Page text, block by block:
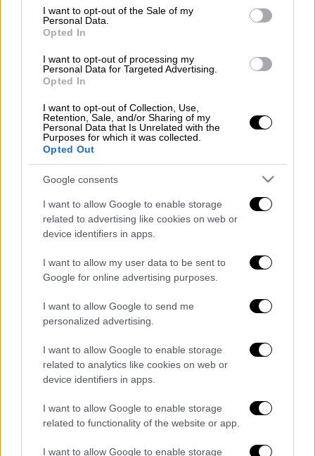
consent section.
I want to opt-out of the Sale of my
Personal Data.
Opted In
I want to opt-out of processing my
Personal Data for Targeted Advertising.
Opted In
I want to opt-out of Collection, Use,
Retention, Sale, and/or Sharing of my
Personal Data that Is Unrelated with the
Purposes for which it was collected.
Opted Out
Google consents
I want to allow Google to enable storage
related to advertising like cookies on web or
device identifiers in apps.
I want to allow my user data to be sent to
Google for online advertising purposes.
I want to allow Google to send me
personalized advertising.
I want to allow Google to enable storage
related to analytics like cookies on web or
device identifiers in apps.
I want to allow Google to enable storage
related to functionality of the website or app.
I want to allow Google to enable storage
της μαφίας που δραστηριοποιούνταν στον
τομέα παραγωγής του χάλυβα. Σύμφωνα με
τον ιταλικό τύπο, ένας από τους υπεύθυνους
της εταιρείας κατάφερε να λάβει, επί τρεις
φορές, οικονομική στήριξη του ιταλικού
δημοσίου, η οποία θεσπίστηκε την βοήθεια
των επιχειρήσεων που αντιμετωπίζουν
δυσκολίες, λόγω της κρίσης του κορονοϊού.
Όπως αναφέρει το ΑΠΕ - ΜΠΕ, την έρευνα
αστυνομία του Μιλάνου. Όπως προέκυψε, οι
μαφιόζικες φατρίες Γκρέκο και Γκράντε
προχωρούσαν σε συνεχές ξέπλυμα βρώμικου
χρήματος. Ο τζίρος τους είχε ξεπεράσει τα
πεντακόσια εκατομμύρια ευρώ τα οποία, σε
μεγάλο ποσοστό, επενδύθηκαν στην
Διαβάστε ακόμη
πίστευα ότι το να είσαι outsider ήταν
αδυναμία, τώρα το βλέπω ως δύναμη»